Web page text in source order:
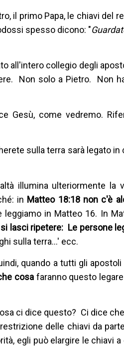
il primo Papa, le chiavi del
spesso dicono: "
all'intero collegio degli
Non solo a Pietro. Non
Gesù, come vedremo.
sulla terra sarà legato in
illumina ulteriormente la
in Matteo 18:18 non c'è
in Matteo 16. In
lasci ripetere: Le persone
sulla terra...' ecc.
quando a tutti gli
cosa faranno questo
ci dice questo? Ci dice
delle chiavi da
egli può elargire le chiavi